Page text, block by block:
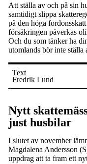
Att ställa av och på sin
samtidigt slippa
på den höga
försäkringen påverkas
Och du som tänker ha
utomlands bör inte ställa
Text
Fredrik Lund
Nytt
just husbilar
I slutet av november
Magdalena Andersson
uppdrag att ta fram ett